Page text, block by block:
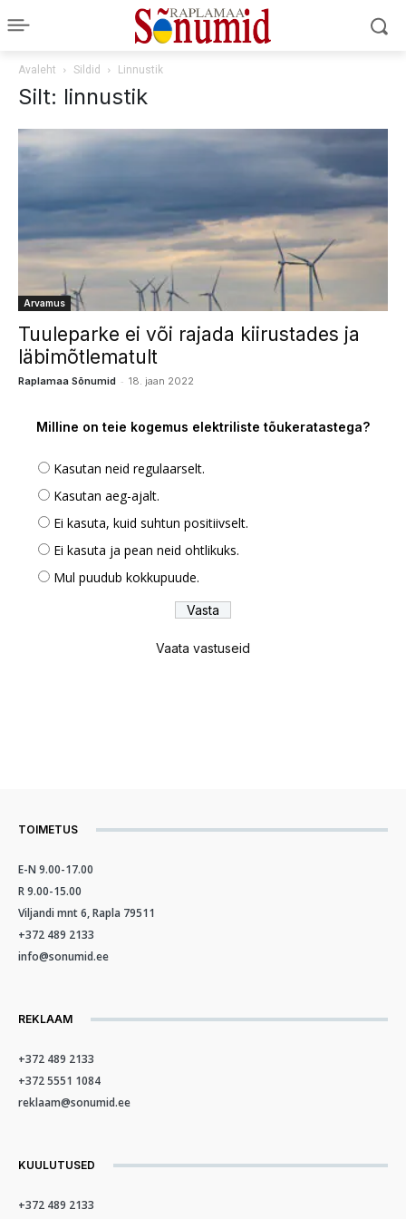
Avaleht Sildid Linnustik
Silt: linnustik
Arvamus
Tuuleparke ei või rajada kiirustades ja
läbimõtlematult
Raplamaa Sõnumid - 18. jaan 2022
Milline on teie kogemus elektriliste tõukeratastega?
Kasutan neid regulaarselt.
Kasutan aeg-ajalt.
Ei kasuta, kuid suhtun positiivselt.
Ei kasuta ja pean neid ohtlikuks.
Mul puudub kokkupuude.
Vaata vastuseid
TOIMETUS
E-N 9.00-17.00
R 9.00-15.00
Viljandi mnt 6, Rapla 79511
+372 489 2133
info@sonumid.ee
REKLAAM
+372 489 2133
+372 5551 1084
reklaam@sonumid.ee
KUULUTUSED
+372 489 2133